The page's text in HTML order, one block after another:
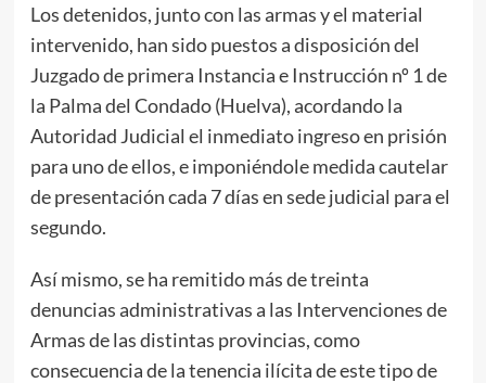
Los detenidos, junto con las armas y el material
intervenido, han sido puestos a disposición del
Juzgado de primera Instancia e Instrucción nº 1 de
la Palma del Condado (Huelva), acordando la
Autoridad Judicial el inmediato ingreso en prisión
para uno de ellos, e imponiéndole medida cautelar
de presentación cada 7 días en sede judicial para el
segundo.
Así mismo, se ha remitido más de treinta
denuncias administrativas a las Intervenciones de
Armas de las distintas provincias, como
consecuencia de la tenencia ilícita de este tipo de